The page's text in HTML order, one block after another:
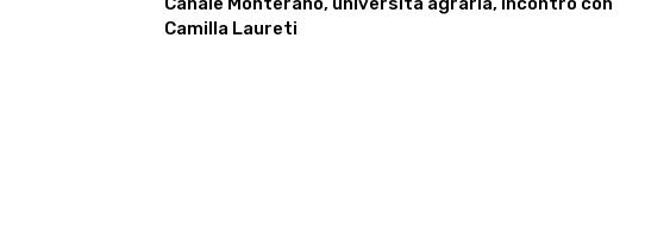
Camilla Laureti